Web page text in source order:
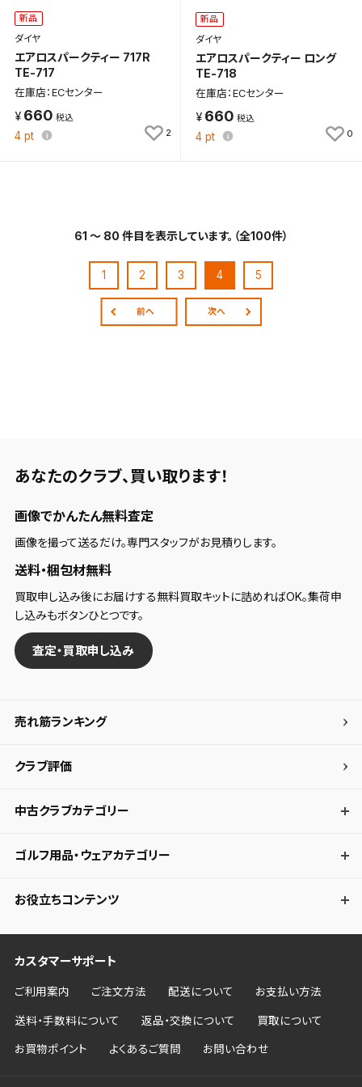
新品
ダイヤ
エアロスパークティー 717R
TE-717
在庫店：ECセンター
660
4 pt 2
新品
ダイヤ
エアロスパークティー ロング
TE-718
在庫店：ECセンター
660
4 pt 0
61 ～ 80 件目を表示しています。（全100件）
前へ
1 2 3 4 5
次へ
あなたのクラブ、 買い取ります！
画像でかんたん無料査定
画像を撮って送るだけ。専門スタッフがお見積りします。
送料・梱包材無料
買取申し込み後にお届けする無料買取キットに詰めればOK。集荷申
し込みもボタンひとつです。
査定・買取申し込み
売れ筋ランキング
クラブ評価
中古クラブカテゴリー
ゴルフ用品・ウェアカテゴリー
お役立ちコンテンツ
カスタマーサポート
ご利用案内 ご注文方法 配送について お支払い方法
送料・手数料について 返品・交換について 買取について
お買物ポイント よくあるご質問 お問い合わせ